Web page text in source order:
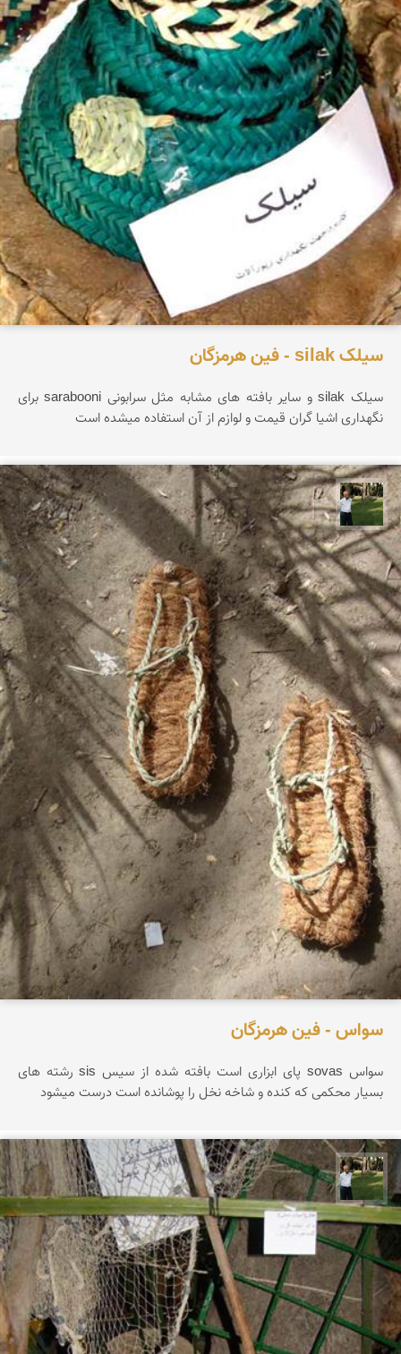
سیلک silak - فین هرمزگان
سیلک silak و سایر بافته های مشابه مثل سرابونی sarabooni برای
نگهداری اشیا گران قیمت و لوازم از آن استفاده میشده است
عبدل شعبانی
سواس - فین هرمزگان
سواس sovas پای ابزاری است بافته شده از سیس sis رشته های
بسیار محکمی که کنده و شاخه نخل را پوشانده است درست میشود
عبدل شعبانی